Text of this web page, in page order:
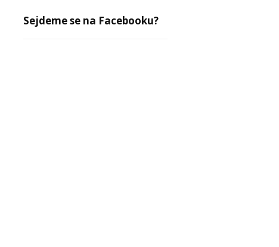
Sejdeme se na Facebooku?